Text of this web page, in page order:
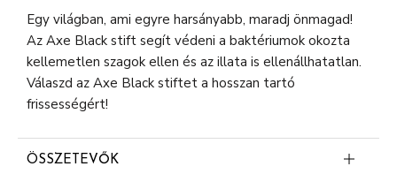
Egy világban, ami egyre harsányabb, maradj önmagad!
Az Axe Black stift segít védeni a baktériumok okozta
kellemetlen szagok ellen és az illata is ellenállhatatlan.
Válaszd az Axe Black stiftet a hosszan tartó
frissességért!
ÖSSZETEVŐK